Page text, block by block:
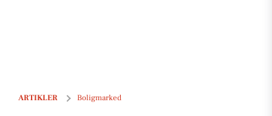
ARTIKLER Boligmarked
Nørregade 16 er til salg for kun 345.000 kr.: Se de billigste boliger